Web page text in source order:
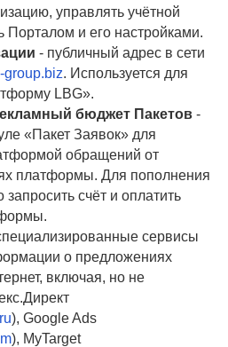
управлять учётной
Порталом и его настройками.
- публичный адрес в сети
group.biz. Используется для
LBG».
бюджет Пакетов -
«Пакет Заявок» для
обращений от
платформы. Для пополнения
счёт и оплатить
сервисы
о предложениях
включая, но не
), Google Ads
), MyTarget